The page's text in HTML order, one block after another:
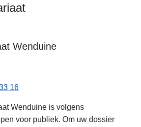
Wenduine
16
Wenduine is volgens
voor publiek. Om uw dossier